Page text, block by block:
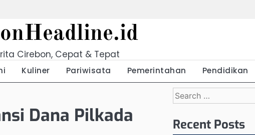
Cirebon, Cepat & Tepat
Kuliner Pariwisata Pemerintahan Pendidikan
Dana Pilkada
Search
for:
Recent Posts